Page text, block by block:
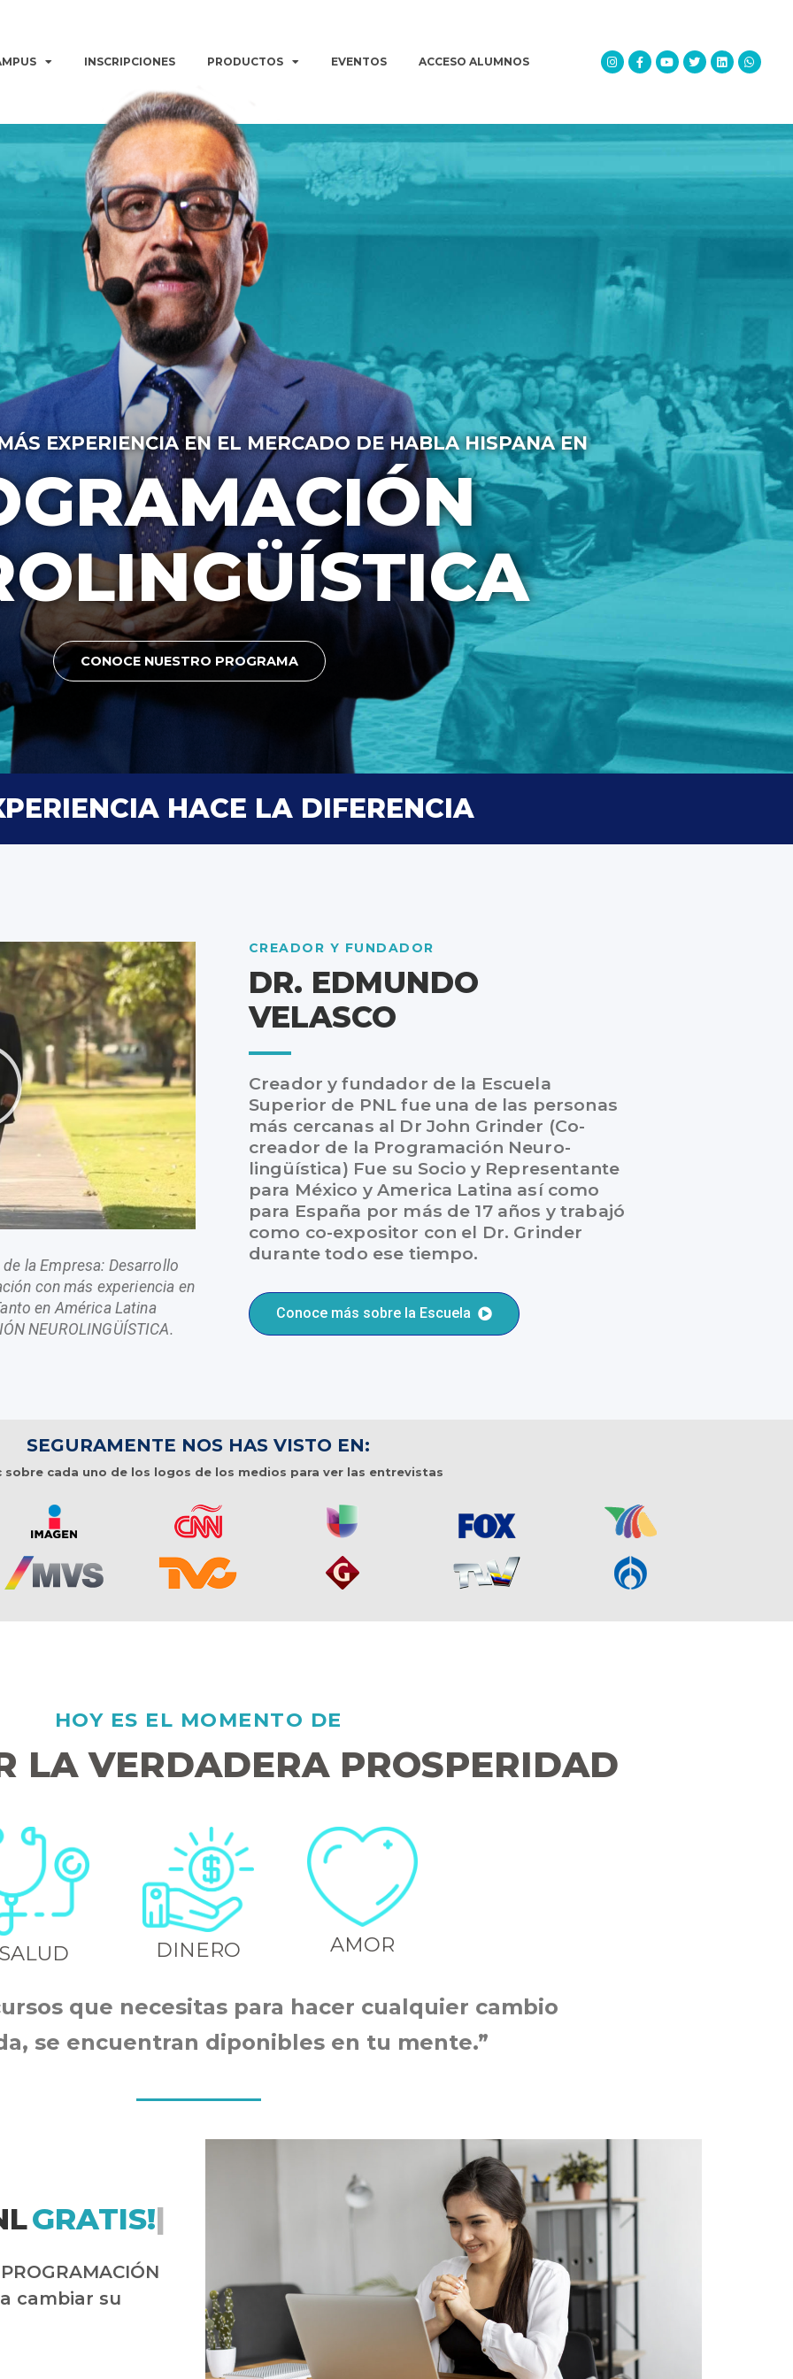
INSCRIPCIONES PRODUCTOS EVENTOS ACCESO ALUMNOS
EXPERIENCIA EN EL MERCADO DE HABLA HISPANA EN
CONOCE NUESTRO PROGRAMA
HACE LA DIFERENCIA
la Empresa: Desarrollo
con más experiencia en
en América Latina
NEUROLINGÜÍSTICA.
CREADOR Y FUNDADOR
DR. EDMUNDO
VELASCO
Creador y fundador de la Escuela
Superior de PNL fue una de las personas
más cercanas al Dr John Grinder (Co-
creador de la Programación Neuro-
lingüística) Fue su Socio y Representante
para México y America Latina así como
para España por más de 17 años y trabajó
como co-expositor con el Dr. Grinder
durante todo ese tiempo.
Conoce más sobre la Escuela
SEGURAMENTE NOS HAS VISTO EN:
sobre cada uno de los logos de los medios para ver las entrevistas
HOY ES EL MOMENTO DE
LA VERDADERA PROSPERIDAD
DINERO AMOR
que necesitas para hacer cualquier cambio
se encuentran diponibles en tu mente.”
GRATIS!|
cambiar su